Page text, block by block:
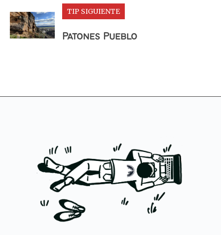
TIP SIGUIENTE
Patones Pueblo